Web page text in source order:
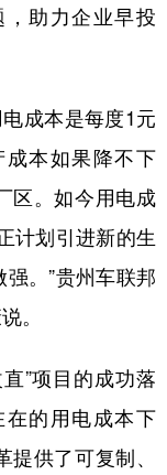
한국어
助力企业早投
成本是每度1元
本如果降不下
区。如今用电成
计划引进新的生
。”贵州车联邦
。
”项目的成功落
的用电成本下
供了可复制、